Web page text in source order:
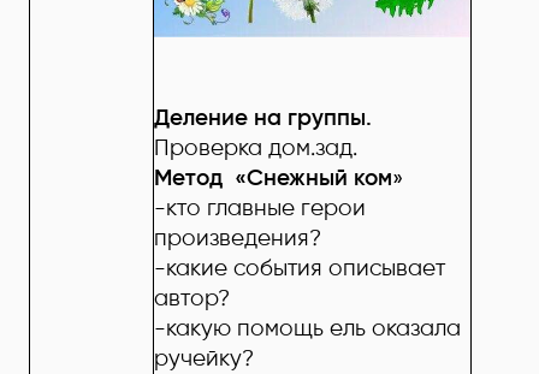
Деление на группы.
Проверка дом.зад.
Метод «Снежный ком»
-кто главные герои
произведения?
-какие события описывает
автор?
-какую помощь ель оказала
ручейку?